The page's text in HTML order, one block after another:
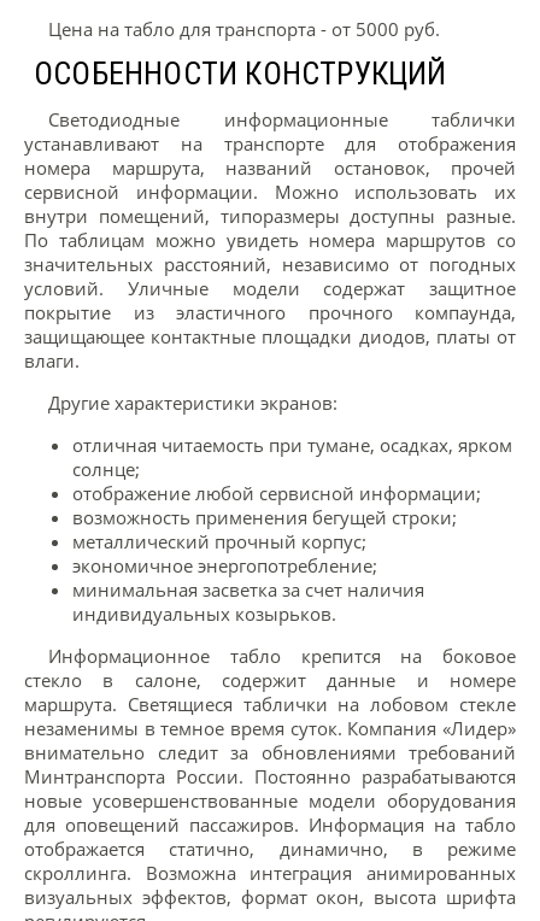
Цена на табло для транспорта - от 5000 руб.
ОСОБЕННОСТИ КОНСТРУКЦИЙ
Светодиодные информационные таблички
устанавливают на транспорте для отображения
номера маршрута, названий остановок, прочей
сервисной информации. Можно использовать их
внутри помещений, типоразмеры доступны разные.
По таблицам можно увидеть номера маршрутов со
значительных расстояний, независимо от погодных
условий. Уличные модели содержат защитное
покрытие из эластичного прочного компаунда,
защищающее контактные площадки диодов, платы от
влаги.
Другие характеристики экранов:
отличная читаемость при тумане, осадках, ярком
солнце;
отображение любой сервисной информации;
возможность применения бегущей строки;
металлический прочный корпус;
экономичное энергопотребление;
минимальная засветка за счет наличия
индивидуальных козырьков.
Информационное табло крепится на боковое
стекло в салоне, содержит данные и номере
маршрута. Светящиеся таблички на лобовом стекле
незаменимы в темное время суток. Компания «Лидер»
внимательно следит за обновлениями требований
Минтранспорта России. Постоянно разрабатываются
новые усовершенствованные модели оборудования
для оповещений пассажиров. Информация на табло
отображается статично, динамично, в режиме
скроллинга. Возможна интеграция анимированных
визуальных эффектов, формат окон, высота шрифта